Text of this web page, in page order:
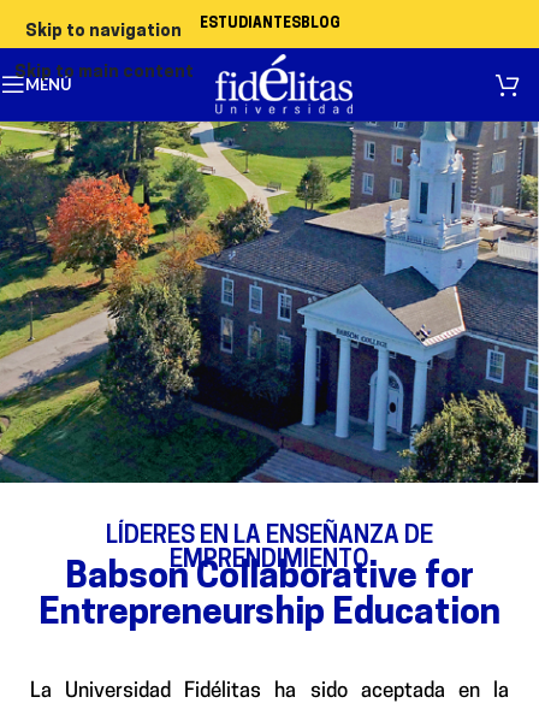
Skip to navigation
Skip to main content
ESTUDIANTESBLOG
MENÚ
LÍDERES EN LA ENSEÑANZA DE
EMPRENDIMIENTO
Babson Collaborative for
Entrepreneurship Education
La Universidad Fidélitas ha sido aceptada en la